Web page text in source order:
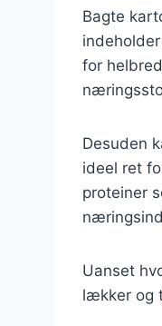
Bagte
for
Desuden
ideel ret
proteiner
Uanset
lækker og